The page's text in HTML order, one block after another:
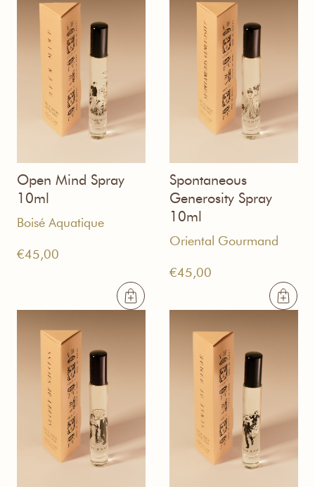
Open Mind Spray
10ml
Boisé Аquatique
€45,00
Spontaneous
Generosity Spray
10ml
Oriental Gourmand
€45,00